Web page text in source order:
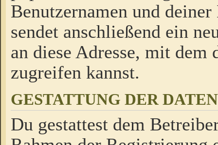
Benutzernamen und
sendet anschließend ein
an diese Adresse, mit dem
zugreifen kannst.
GESTATTUNG DER
Du gestattest dem